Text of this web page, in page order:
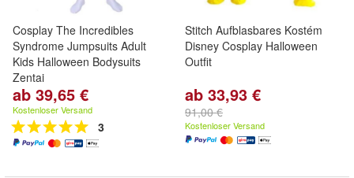
Cosplay The Incredibles
Syndrome Jumpsuits Adult
Kids Halloween Bodysuits
Zentai
ab 39,65 €
Kostenloser Versand
3
Stitch Aufblasbares Kostém
Disney Cosplay Halloween
Outfit
ab 33,93 €
91,00 €
Kostenloser Versand